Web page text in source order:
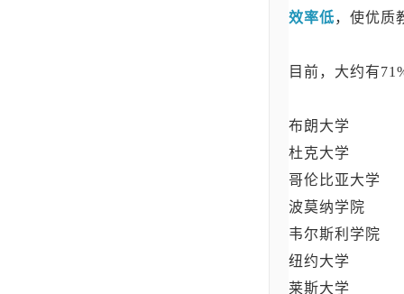
效率低，使优质
目前，大约有
布朗大学
杜克大学
哥伦比亚大学
波莫纳学院
韦尔斯利学院
纽约大学
莱斯大学